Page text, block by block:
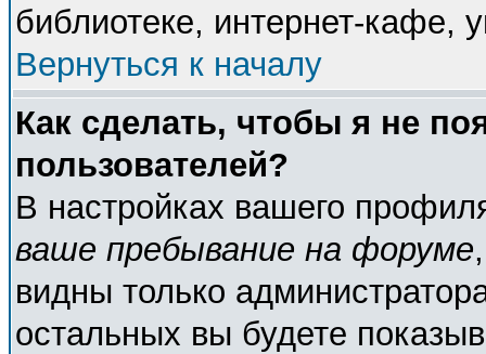
библиотеке, интернет-кафе,
Вернуться к началу
Как сделать, чтобы я не
пользователей?
В настройках вашего
ваше пребывание на форуме
видны только
остальных вы будете